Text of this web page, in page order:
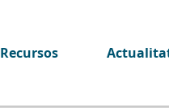
Recursos